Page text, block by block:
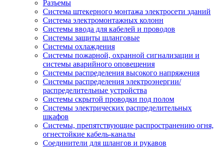
Разъемы
Система штекерного монтажа электросети зданий
Система электромонтажных колонн
Системы ввода для кабелей и проводов
Системы защиты шланговые
Системы охлаждения
Системы пожарной, охранной сигнализации и
системы аварийного оповещения
Системы распределения высокого напряжения
Системы распределения электроэнергии/
распределительные устройства
Системы скрытой проводки под полом
Системы электрических распределительных
шкафов
Системы, препятствующие распространению огня,
огнестойкие кабель-каналы
Соединители для шлангов и рукавов